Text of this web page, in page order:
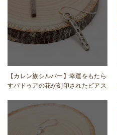
【カレン族シルバー】幸運をもたら
すパドゥアの花が刻印されたピアス